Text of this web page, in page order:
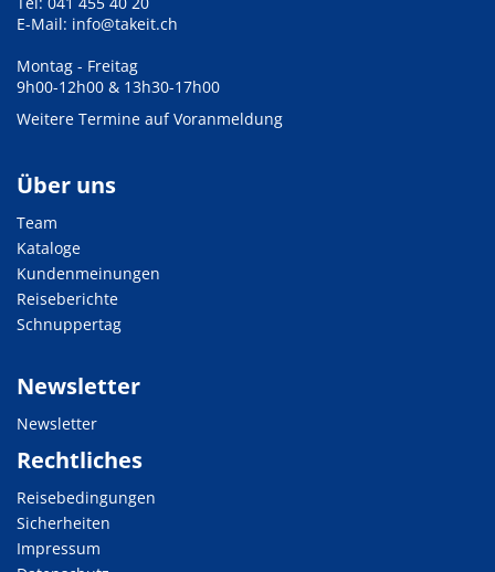
E-Mail: info@takeit.ch
Montag - Freitag
9h00-12h00 & 13h30-17h00
Weitere Termine auf Voranmeldung
Über uns
Team
Kataloge
Kundenmeinungen
Reiseberichte
Schnuppertag
Newsletter
Newsletter
Rechtliches
Reisebedingungen
Sicherheiten
Impressum